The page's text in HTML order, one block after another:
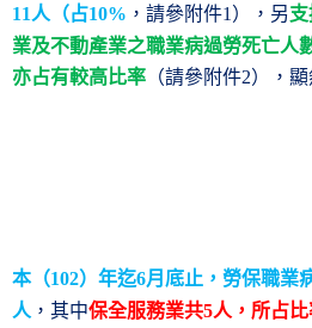
11人（占10% ，請參附件1 ），另
業及不動產業之職業病過勞死亡人
亦占有較高比率 （請參附件2），
本（102）年迄6月底止，勞保職業
人，其中保全服務業共5人，所占